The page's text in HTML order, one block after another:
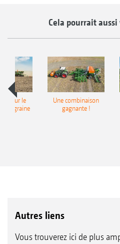
Cela pourrait
pour le
Une combinaison
gagnante !
Autres liens
Vous trouverez ici de plus